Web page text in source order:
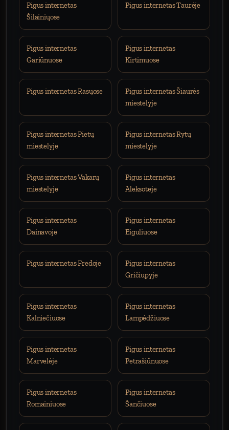
Pigus internetas
Šilainiųose
Pigus internetas Taurėje
Pigus internetas
Gariūnuose
Pigus internetas
Kirtimuose
Pigus internetas Rasųose
Pigus internetas Šiaurės
miestelyje
Pigus internetas Pietų
miestelyje
Pigus internetas Rytų
miestelyje
Pigus internetas Vakarų
miestelyje
Pigus internetas
Aleksoteje
Pigus internetas
Dainavoje
Pigus internetas
Eiguliuose
Pigus internetas Fredoje
Pigus internetas
Gričiupyje
Pigus internetas
Kalniečiuose
Pigus internetas
Lampėdžiuose
Pigus internetas
Marvelėje
Pigus internetas
Petrašiūnuose
Pigus internetas
Romainiuose
Pigus internetas
Šančiuose